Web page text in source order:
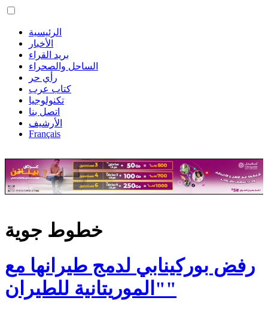
الرئيسية
الأخبار
بريد القراء
الساحل والصحراء
رأي حر
كتاب عرب
تكنولوجيا
اتصل بنا
الأرشيف
Français
خطوط جوية
رفض بوركينابي لدمج طيرانها مع
"الموريتانية للطيران"